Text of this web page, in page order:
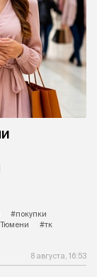
#покупки
#тк
8 августа, 16:53